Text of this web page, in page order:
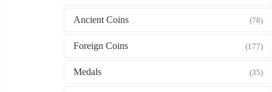
Ancient Coins (78)
Foreign Coins (177)
Medals (35)